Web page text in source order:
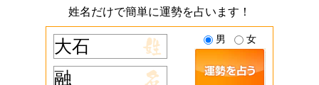
姓名だけで簡単に運勢を占います！
男 女